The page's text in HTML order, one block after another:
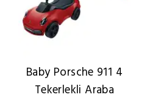
Baby Porsche 911 4
Tekerlekli Araba